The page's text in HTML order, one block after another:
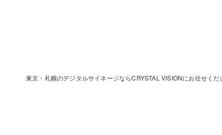
東京・札幌のデジタルサイネージならCRYSTAL VISIONにお任せく